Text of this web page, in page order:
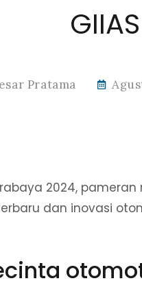
Pratama
2024,
dan inovasi